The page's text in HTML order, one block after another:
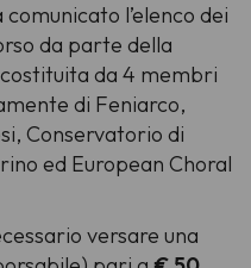
l’elenco dei
da parte della
da 4 membri
di Feniarco,
Conservatorio di
ed European Choral
versare una